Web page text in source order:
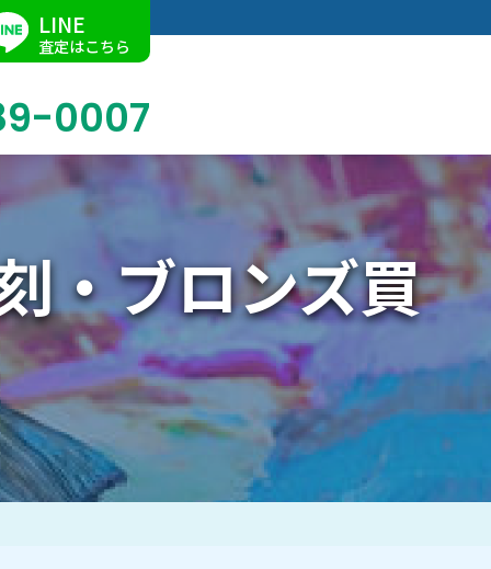
ログ
Facebook
軸買取
磁器・陶器買取
術品・古美術品買取
ュエリー・ウォッチ買取
舗での買取
事買取
古屋店
人情報
LINE
査定はこちら
0007
・ブロンズ買